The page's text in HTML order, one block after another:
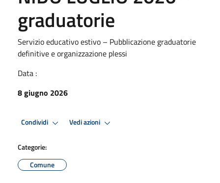
graduatorie
Servizio educativo estivo – Pubblicazione graduatorie
definitive e organizzazione plessi
Data :
8 giugno 2026
Condividi Vedi azioni
Categorie:
Comune